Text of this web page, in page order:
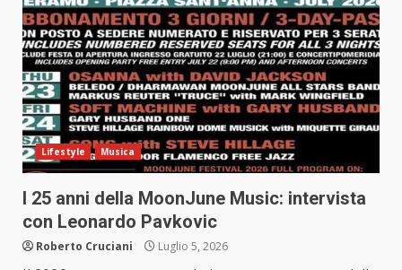
Lifestyle Musica
I 25 anni della MoonJune Music: intervista
con Leonardo Pavkovic
Roberto Cruciani Luglio 5, 2026